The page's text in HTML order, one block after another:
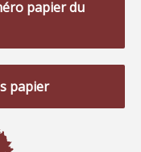
papier du
papier